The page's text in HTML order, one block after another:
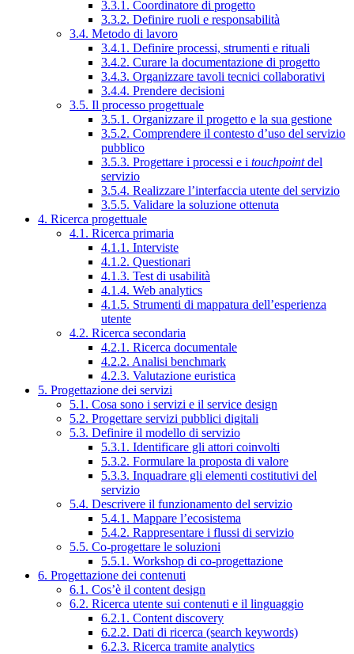
3.3.1. Coordinatore di progetto
3.3.2. Definire ruoli e responsabilità
3.4. Metodo di lavoro
3.4.1. Definire processi, strumenti e rituali
3.4.2. Curare la documentazione di progetto
3.4.3. Organizzare tavoli tecnici collaborativi
3.4.4. Prendere decisioni
3.5. Il processo progettuale
3.5.1. Organizzare il progetto e la sua gestione
3.5.2. Comprendere il contesto d’uso del servizio
pubblico
3.5.3. Progettare i processi e i touchpointdel
servizio
3.5.4. Realizzare l’interfaccia utente del servizio
3.5.5. Validare la soluzione ottenuta
4. Ricerca progettuale
4.1. Ricerca primaria
4.1.1. Interviste
4.1.2. Questionari
4.1.3. Test di usabilità
4.1.4. Web analytics
4.1.5. Strumenti di mappatura dell’esperienza
utente
4.2. Ricerca secondaria
4.2.1. Ricerca documentale
4.2.2. Analisi benchmark
4.2.3. Valutazione euristica
5. Progettazione dei servizi
5.1. Cosa sono i servizi e il service design
5.2. Progettare servizi pubblici digitali
5.3. Definire il modello di servizio
5.3.1. Identificare gli attori coinvolti
5.3.2. Formulare la proposta di valore
5.3.3. Inquadrare gli elementi costitutivi del
servizio
5.4. Descrivere il funzionamento del servizio
5.4.1. Mappare l’ecosistema
5.4.2. Rappresentare i flussi di servizio
5.5. Co-progettare le soluzioni
5.5.1. Workshop di co-progettazione
6. Progettazione dei contenuti
6.1. Cos’è il content design
6.2. Ricerca utente sui contenuti e il linguaggio
6.2.1. Content discovery
6.2.2. Dati di ricerca (search keywords)
6.2.3. Ricerca tramite analytics